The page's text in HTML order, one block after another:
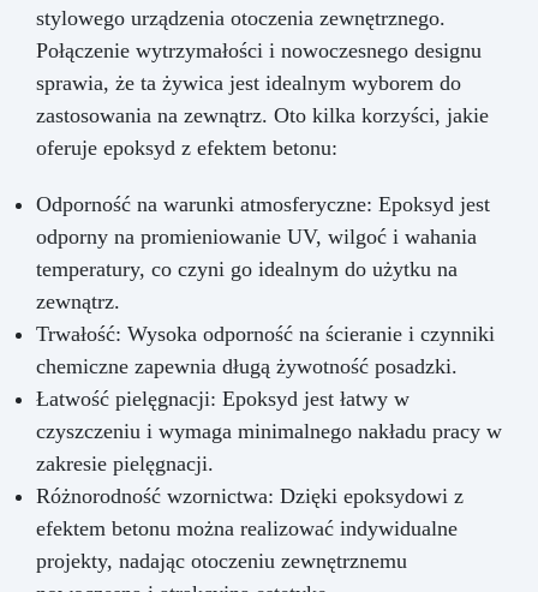
stylowego urządzenia otoczenia zewnętrznego.
Połączenie wytrzymałości i nowoczesnego designu
sprawia, że ta żywica jest idealnym wyborem do
zastosowania na zewnątrz. Oto kilka korzyści, jakie
oferuje epoksyd z efektem betonu:
Odporność na warunki atmosferyczne: Epoksyd jest
odporny na promieniowanie UV, wilgoć i wahania
temperatury, co czyni go idealnym do użytku na
zewnątrz.
Trwałość: Wysoka odporność na ścieranie i czynniki
chemiczne zapewnia długą żywotność posadzki.
Łatwość pielęgnacji: Epoksyd jest łatwy w
czyszczeniu i wymaga minimalnego nakładu pracy w
zakresie pielęgnacji.
Różnorodność wzornictwa: Dzięki epoksydowi z
efektem betonu można realizować indywidualne
projekty, nadając otoczeniu zewnętrznemu